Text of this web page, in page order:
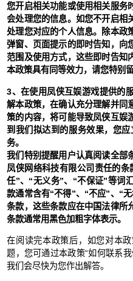
您开启相关功能或使用相关服务
会处理您的信息。如您不开启相
处理您对应的个人信息。除本政
弹窗、页面提示的即时告知，向
范围及使用方式，这些即时告知
本政策具有同等效力，请您特别留
3、在使用凤侠互娱游戏提供的
解本政策，在确认充分理解并同
策的内容，将可能导致凤侠互娱
到我们拟达到的服务效果，您
务。
我们特别提醒用户认真阅读全部
凤侠网络科技有限公司责任的
任”、“无义务”、“不保证”等词
款通常含有“不得”、“不应”、“
条款，这些条款应在中国法律所
条款通常用黑色加粗字体表示。
在阅读完本政策后，如您对本
题，您可通过本政策“如何联系
我们会尽快为您作出解答。